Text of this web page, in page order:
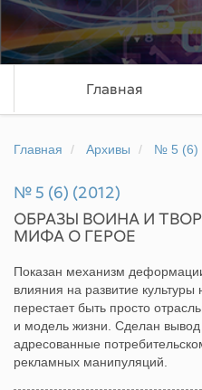
Главная
Главная Архивы № 5 (6)
№ 5 (6) (2012)
ОБРАЗЫ ВОИНА И
МИФА О ГЕРОЕ
Показан механизм
влияния на развитие
перестает быть просто
и модель жизни. Сделан
адресованные
рекламных манипуляций.